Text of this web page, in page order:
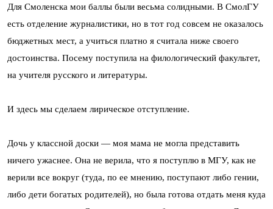
Для Смоленска мои баллы были весьма солидными. В СмолГУ
есть отделение журналистики, но в тот год совсем не оказалось
бюджетных мест, а учиться платно я считала ниже своего
достоинства. Посему поступила на филологический факультет,
на учителя русского и литературы.
И здесь мы сделаем лирическое отступление.
Дочь у классной доски — моя мама не могла представить
ничего ужаснее. Она не верила, что я поступлю в МГУ, как не
верили все вокруг (туда, по ее мнению, поступают либо гении,
либо дети богатых родителей), но была готова отдать меня куда